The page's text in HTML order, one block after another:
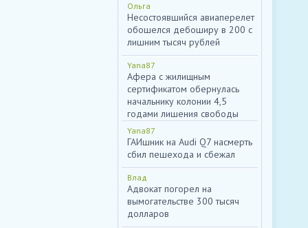
Ольга
Несостоявшийся авиаперелет
обошелся дебоширу в 200 с
лишним тысяч рублей
Yana87
Афера с жилищным
сертификатом обернулась
начальнику колонии 4,5
годами лишения свободы
Yana87
ГАИшник на Audi Q7 насмерть
сбил пешехода и сбежал
Влад
Адвокат погорел на
вымогательстве 300 тысяч
долларов